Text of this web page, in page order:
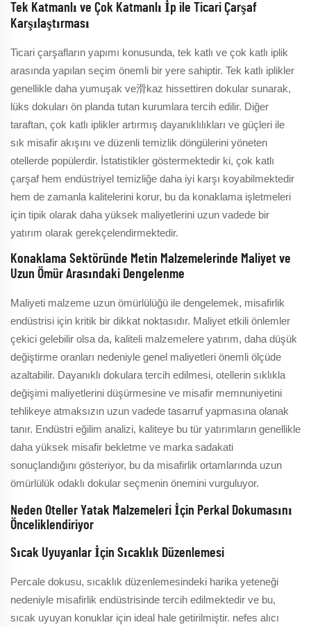
Tek Katmanlı ve Çok Katmanlı İp ile Ticari Çarşaf
Karşılaştırması
Ticari çarşafların yapımı konusunda, tek katlı ve çok katlı iplik
arasında yapılan seçim önemli bir yere sahiptir. Tek katlı iplikler
genellikle daha yumuşak ve滑kaz hissettiren dokular sunarak,
lüks dokuları ön planda tutan kurumlara tercih edilir. Diğer
taraftan, çok katlı iplikler artırmış dayanıklılıkları ve güçleri ile
sık misafir akışını ve düzenli temizlik döngülerini yöneten
otellerde popülerdir. İstatistikler göstermektedir ki, çok katlı
çarşaf hem endüstriyel temizliğe daha iyi karşı koyabilmektedir
hem de zamanla kalitelerini korur, bu da konaklama işletmeleri
için tipik olarak daha yüksek maliyetlerini uzun vadede bir
yatırım olarak gerekçelendirmektedir.
Konaklama Sektöründe Metin Malzemelerinde Maliyet ve
Uzun Ömür Arasındaki Dengelenme
Maliyeti malzeme uzun ömürlülüğü ile dengelemek, misafirlik
endüstrisi için kritik bir dikkat noktasıdır. Maliyet etkili önlemler
çekici gelebilir olsa da, kaliteli malzemelere yatırım, daha düşük
değiştirme oranları nedeniyle genel maliyetleri önemli ölçüde
azaltabilir. Dayanıklı dokulara tercih edilmesi, otellerin sıklıkla
değişimi maliyetlerini düşürmesine ve misafir memnuniyetini
tehlikeye atmaksızın uzun vadede tasarruf yapmasına olanak
tanır. Endüstri eğilim analizi, kaliteye bu tür yatırımların genellikle
daha yüksek misafir bekletme ve marka sadakati
sonuçlandığını gösteriyor, bu da misafirlik ortamlarında uzun
ömürlülük odaklı dokular seçmenin önemini vurguluyor.
Neden Oteller Yatak Malzemeleri İçin Perkal Dokumasını
Önceliklendiriyor
Sıcak Uyuyanlar İçin Sıcaklık Düzenlemesi
Percale dokusu, sıcaklık düzenlemesindeki harika yeteneği
nedeniyle misafirlik endüstrisinde tercih edilmektedir ve bu,
sıcak uyuyan konuklar için ideal hale getirilmiştir. nefes alıcı